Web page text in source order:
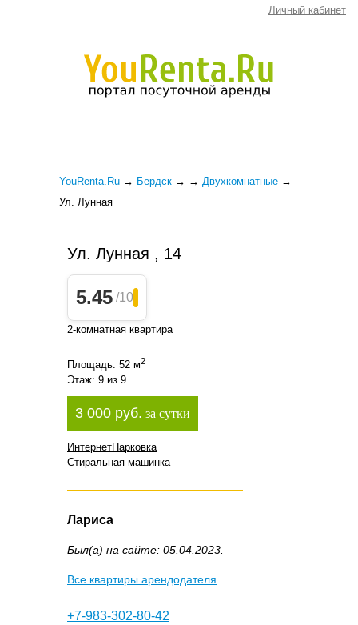
Личный кабинет
YouRenta.Ru → Бердск → → Двухкомнатные →
Ул. Лунная
Ул. Лунная , 14
5.45 /10
2-комнатная квартира
Площадь: 52 м2
Этаж: 9 из 9
3 000 руб. за сутки
ИнтернетПарковка
Стиральная машинка
Лариса
Был(а) на сайте: 05.04.2023.
Все квартиры арендодателя
+7-983-302-80-42